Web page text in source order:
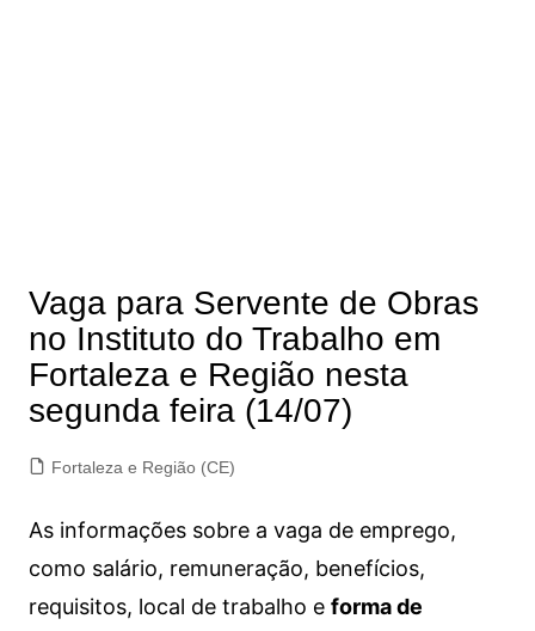
Vaga para Servente de Obras
no Instituto do Trabalho em
Fortaleza e Região nesta
segunda feira (14/07)
Fortaleza e Região (CE)
As informações sobre a vaga de emprego,
como salário, remuneração, benefícios,
requisitos, local de trabalho e forma de